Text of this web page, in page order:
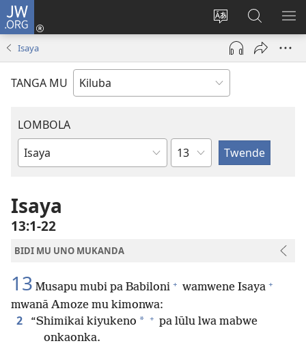
JW.ORG
Shinta
ludimi
lwa
diteba
Twela
(opens
window)
Kukimba
pa
JW.ORG
Isaya
TANGA MU
LOMBOLA
Mukanda
Bible
Shapita
Isaya
13:1-22
BIDI MU UNO MUKANDA
13 Musapu mubi pa Babiloni + wamwene Isaya +
mwanā Amoze mu kimonwa:
2 “Shimikai kiyukeno * + pa lūlu lwa mabwe
onkaonka.